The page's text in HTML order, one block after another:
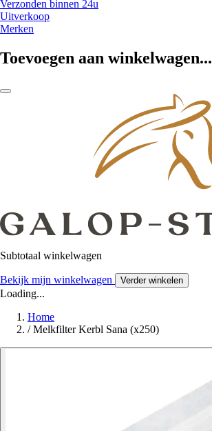
Verzonden binnen 24u
Uitverkoop
Merken
Toevoegen aan winkelwagen...
Subtotaal winkelwagen
Bekijk mijn winkelwagen Verder winkelen
Loading...
Home
/ Melkfilter Kerbl Sana (x250)